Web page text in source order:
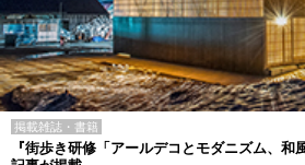
掲載雑誌・書籍
『街歩き研修「アールデコとモダニズム、和